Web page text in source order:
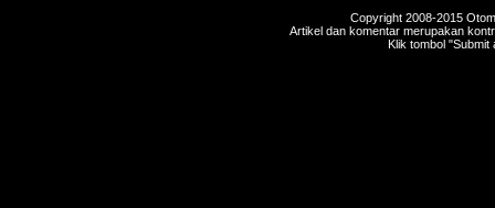
Copyright 2008-2015
Artikel dan komentar merupakan
Klik tombol